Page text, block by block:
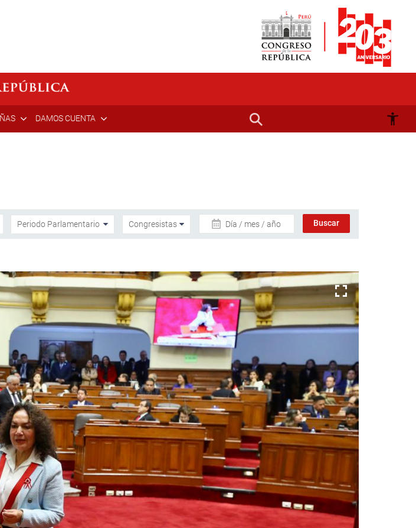
DAMOS CUENTA
Día / mes / año